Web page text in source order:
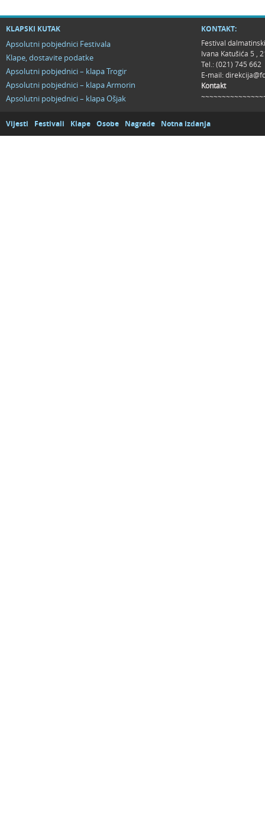
KLAPSKI KUTAK
Apsolutni pobjednici Festivala
Klape, dostavite podatke
Apsolutni pobjednici – klapa Trogir
Apsolutni pobjednici – klapa Armorin
Apsolutni pobjednici – klapa Ošjak
KONTAKT:
Festival
Ivana Katušića 5 ,
Tel.: (021) 745 662
E-mail:
Kontakt
Vijesti Festivali Klape Osobe Nagrade Notna izdanja